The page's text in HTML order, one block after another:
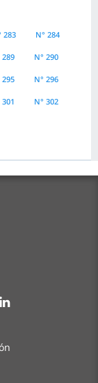
283 N° 284
289 N° 290
295 N° 296
301 N° 302